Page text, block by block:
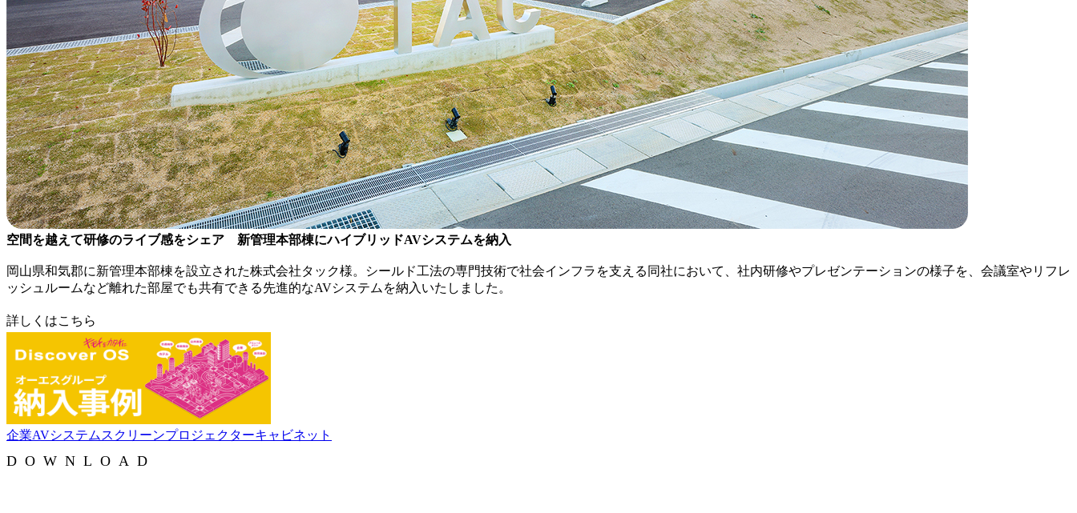
空間を越えて研修のライブ感をシェア 新管理本部棟にハイブリッドAVシステムを納入
岡山県和気郡に新管理本部棟を設立された株式会社タック様。シールド工法の専門技術で社会インフラを支える同社において、社内研修やプレゼンテーションの様子を、会議室やリフレ
ッシュルームなど離れた部屋でも共有できる先進的なAVシステムを納入いたしました。
詳しくはこちら
企業AVシステム スクリーンプロジェクターキャビネット
DOWNLOAD